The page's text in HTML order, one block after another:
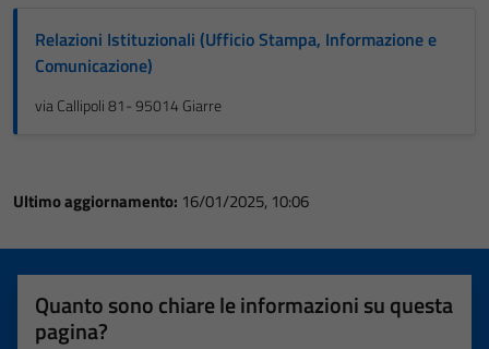
Relazioni Istituzionali (Ufficio Stampa, Informazione e
Comunicazione)
via Callipoli 81- 95014 Giarre
Ultimo aggiornamento: 16/01/2025, 10:06
Quanto sono chiare le informazioni su questa
pagina?